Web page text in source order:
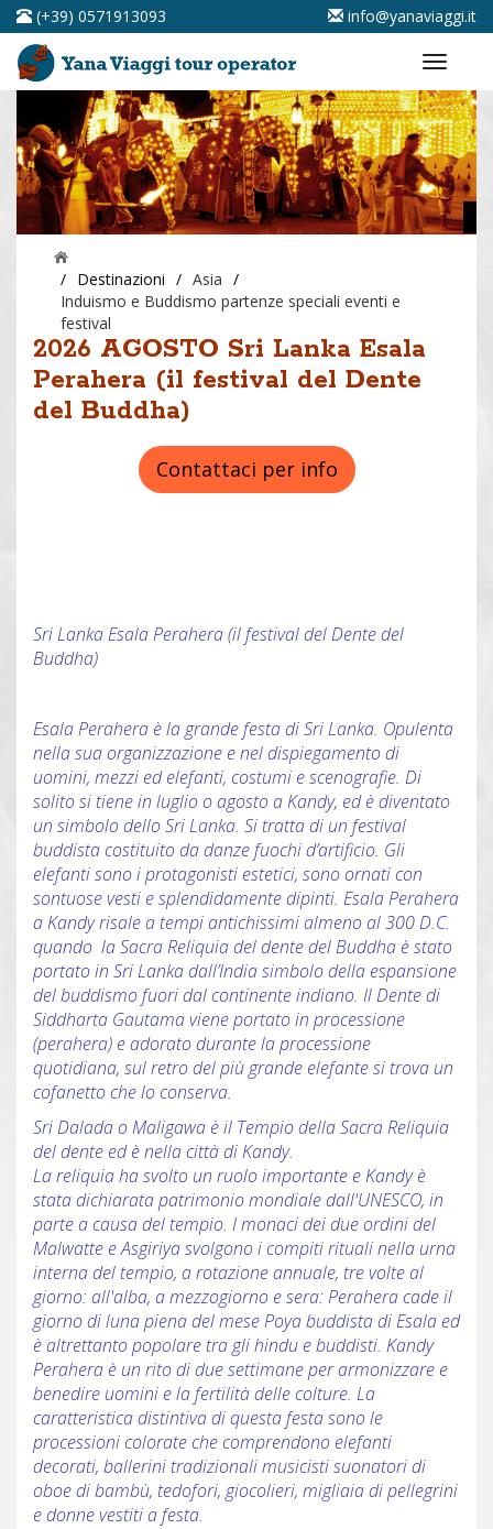
(+39) 0571913093 info@yanaviaggi.it
/ Destinazioni / Asia /
Induismo e Buddismo partenze speciali eventi e
festival
2026 AGOSTO Sri Lanka Esala
Perahera (il festival del Dente
del Buddha)
Contattaci per info
Sri Lanka Esala Perahera (il festival del Dente del
Buddha)
Esala Perahera è la grande festa di Sri Lanka. Opulenta
nella sua organizzazione e nel dispiegamento di
uomini, mezzi ed elefanti, costumi e scenografie. Di
solito si tiene in luglio o agosto a Kandy, ed è diventato
un simbolo dello Sri Lanka. Si tratta di un festival
buddista costituito da danze fuochi d’artificio. Gli
elefanti sono i protagonisti estetici, sono ornati con
sontuose vesti e splendidamente dipinti. Esala Perahera
a Kandy risale a tempi antichissimi almeno al 300 D.C.
quando la Sacra Reliquia del dente del Buddha è stato
portato in Sri Lanka dall’India simbolo della espansione
del buddismo fuori dal continente indiano. Il Dente di
Siddharta Gautama viene portato in processione
(perahera) e adorato durante la processione
quotidiana, sul retro del più grande elefante si trova un
cofanetto che lo conserva.
Sri Dalada o Maligawa è il Tempio della Sacra Reliquia
del dente ed è nella città di Kandy.
La reliquia ha svolto un ruolo importante e Kandy è
stata dichiarata patrimonio mondiale dall'UNESCO, in
parte a causa del tempio. I monaci dei due ordini del
Malwatte e Asgiriya svolgono i compiti rituali nella urna
interna del tempio, a rotazione annuale, tre volte al
giorno: all'alba, a mezzogiorno e sera: Perahera cade il
giorno di luna piena del mese Poya buddista di Esala ed
è altrettanto popolare tra gli hindu e buddisti. Kandy
Perahera è un rito di due settimane per armonizzare e
benedire uomini e la fertilità delle colture. La
caratteristica distintiva di questa festa sono le
processioni colorate che comprendono elefanti
decorati, ballerini tradizionali musicisti suonatori di
oboe di bambù, tedofori, giocolieri, migliaia di pellegrini
e donne vestiti a festa.